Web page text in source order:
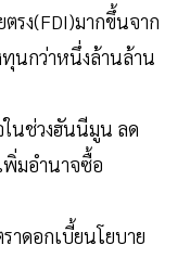
รง(FDI)มากขึ้นจาก
ทุนกว่าหนึ่งล้านล้าน
ในช่วงฮันนีมูน ลด
พิ่มอำนาจซื้อ
าดอกเบี้ยนโยบาย